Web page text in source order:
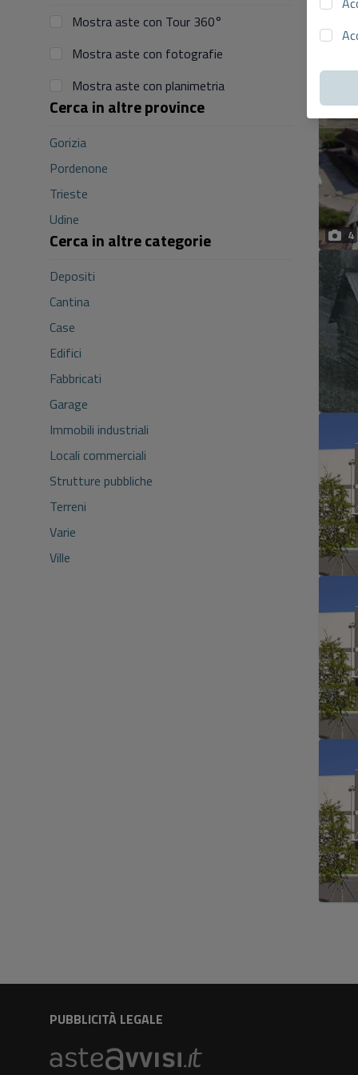
Mostra aste con Tour 360°
Mostra aste con fotografie
Mostra aste con planimetria
Cerca in altre province
Gorizia
Pordenone
Trieste
Udine
Cerca in altre categorie
Depositi
Cantina
Case
Edifici
Fabbricati
Garage
Immobili industriali
Locali commerciali
Strutture pubbliche
Terreni
Varie
Ville
4
PUBBLICITÀ LEGALE